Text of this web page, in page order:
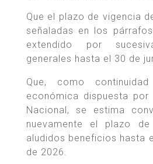
Que el plazo de vigencia
señaladas en los
extendido por
generales hasta el 30 de
Que, como
económica dispuesta por
Nacional, se estima
nuevamente el plazo
aludidos beneficios hasta
de 2026.